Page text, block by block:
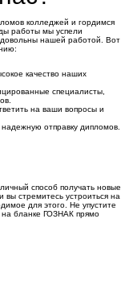
колледжей и гордимся
работы мы успели
довольны нашей работой. Вот
качество наших
специалисты,
на ваши вопросы и
отправку дипломов.
способ получать новые
стремитесь устроиться на
для этого. Не упустите
бланке ГОЗНАК прямо